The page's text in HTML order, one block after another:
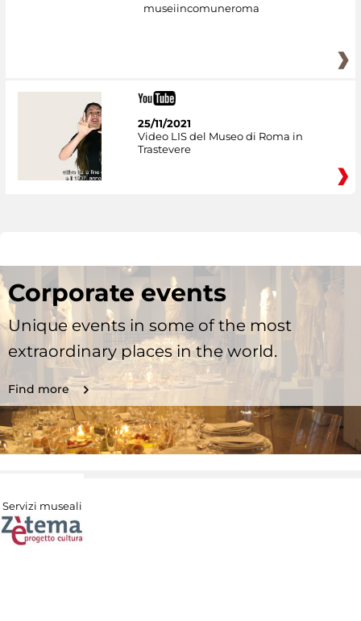
museiincomuneroma
25/11/2021
Video LIS del Museo di Roma in
Trastevere
Corporate events
Unique events in some of the most
extraordinary places in the world.
Find more
Servizi museali